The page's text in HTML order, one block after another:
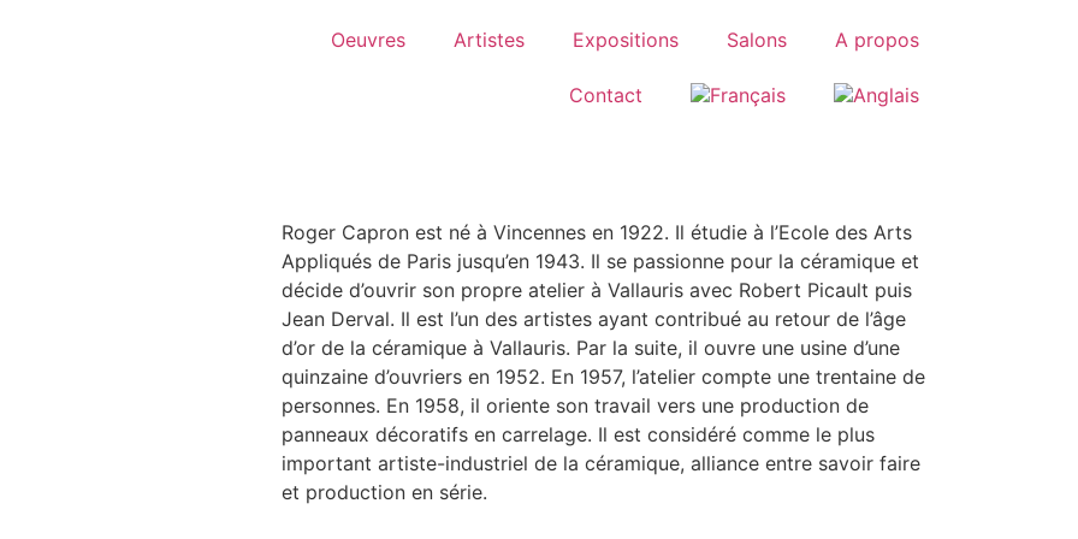
Oeuvres Artistes Expositions Salons A propos
Contact
Roger Capron est né à Vincennes en 1922. Il étudie à l’Ecole des Arts
Appliqués de Paris jusqu’en 1943. Il se passionne pour la céramique et
décide d’ouvrir son propre atelier à Vallauris avec Robert Picault puis
Jean Derval. Il est l’un des artistes ayant contribué au retour de l’âge
d’or de la céramique à Vallauris. Par la suite, il ouvre une usine d’une
quinzaine d’ouvriers en 1952. En 1957, l’atelier compte une trentaine de
personnes. En 1958, il oriente son travail vers une production de
panneaux décoratifs en carrelage. Il est considéré comme le plus
important artiste-industriel de la céramique, alliance entre savoir faire
et production en série.